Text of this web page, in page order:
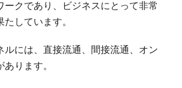
ークであり、ビジネスにとって非常
しています。
ルには、直接流通、間接流通、オン
ります。